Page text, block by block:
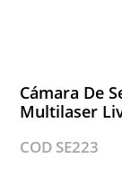
Cámara De
Multilaser
COD SE223